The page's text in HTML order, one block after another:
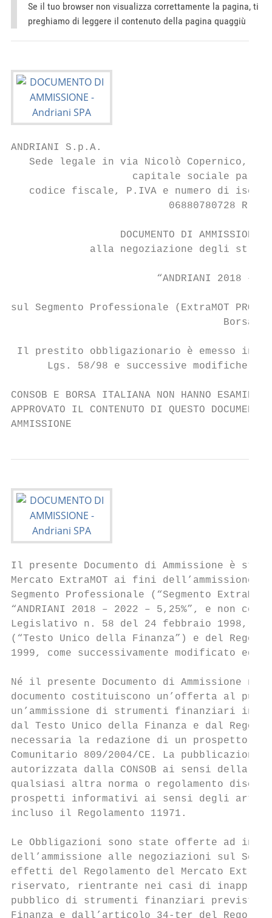
Se il tuo browser non visualizza correttamente la pagina, ti
preghiamo di leggere il contenuto della pagina quaggiù
ANDRIANI S.p.A.
Sede legale in via Nicolò Copernico,
capitale sociale pari
codice fiscale, P.IVA e numero di
06880780728
                  DOCUMENTO DI AMMISSIONE
alla negoziazione degli
“ANDRIANI 2018 –
sul Segmento Professionale (ExtraMOT PRO)
Borsa
Il prestito obbligazionario è emesso in
Lgs. 58/98 e successive modifiche e
CONSOB E BORSA ITALIANA NON HANNO
APPROVATO IL CONTENUTO DI QUESTO
AMMISSIONE
Il presente Documento di Ammissione è
Mercato ExtraMOT ai fini dell’ammissione
Segmento Professionale (“Segmento
“ANDRIANI 2018 – 2022 – 5,25%”, e non
Legislativo n. 58 del 24 febbraio 1998,
(“Testo Unico della Finanza”) e del
1999, come successivamente modificato ed
Né il presente Documento di Ammissione
documento costituiscono un’offerta al
un’ammissione di strumenti finanziari in
dal Testo Unico della Finanza e dal
necessaria la redazione di un prospetto
Comunitario 809/2004/CE. La pubblicazione
autorizzata dalla CONSOB ai sensi della
qualsiasi altra norma o regolamento
prospetti informativi ai sensi degli
incluso il Regolamento 11971.
Le Obbligazioni sono state offerte ad
dell’ammissione alle negoziazioni sul
effetti del Regolamento del Mercato
riservato, rientrante nei casi di
pubblico di strumenti finanziari previsti
Finanza e dall’articolo 34-ter del